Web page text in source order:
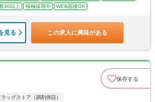
30以上 積極採用中 WEB面接OK
見る この求人に興味がある
保存する
ラッグストア（調剤併設）